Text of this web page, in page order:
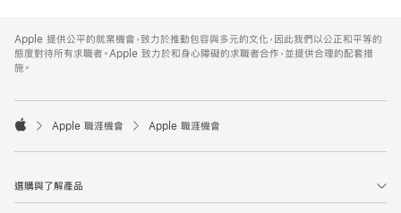
Footer
Apple 提供公平的就業機會，致力於推動包容與多元的文化，因此我們以公正和平等的
態度對待所有求職者。Apple 致力於和身心障礙的求職者合作，並提供合理的配套措
施。

Apple 職涯機會 Apple 職涯機會
選購與了解產品